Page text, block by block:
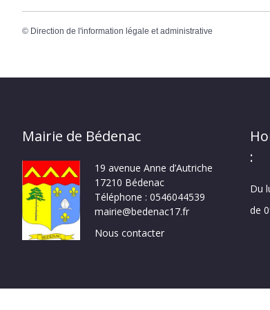
© Direction de l'information légale et administrative
Mairie de Bédenac
19 avenue Anne d’Autriche
17210 Bédenac
Téléphone : 0546044539
mairie@bedenac17.fr
Nous contacter
:
Du
de